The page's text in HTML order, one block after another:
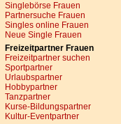
Singlebörse Frauen
Partnersuche Frauen
Singles online Frauen
Neue Single Frauen
Freizeitpartner Frauen
Freizeitpartner suchen
Sportpartner
Urlaubspartner
Hobbypartner
Tanzpartner
Kurse-Bildungspartner
Kultur-Eventpartner